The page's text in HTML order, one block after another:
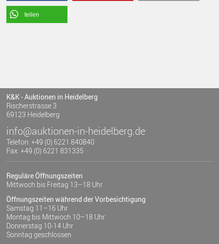
teilen
K&K - Auktionen in Heidelberg
Rischerstrasse 3
69123 Heidelberg
info@auktionen-in-heidelberg.de
Telefon: +49 (0) 6221 840840
Fax: +49 (0) 6221 831335
Reguläre Öffnungszeiten
Mittwoch bis Freitag 13–18 Uhr
Öffnungszeiten während der Vorbesichtigung
Samstag 11–16 Uhr
Montag bis Mittwoch 10–18 Uhr
Donnerstag 10-14 Uhr
Sonntag geschlossen